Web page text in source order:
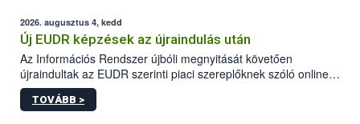
2026. augusztus 4, kedd
Új EUDR képzések az újraindulás után
Az Információs Rendszer újbóli megnyitását követően
újraindultak az EUDR szerinti piaci szereplőknek szóló online
képzések.
TOVÁBB >